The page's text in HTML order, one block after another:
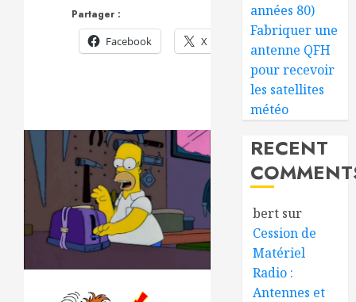
Partager :
Facebook
X
années 80)
Fabriquer une
antenne QFH
pour recevoir
les satellites
météo
RECENT
bert sur
Cession de
Matériel
Radio :
Antennes et